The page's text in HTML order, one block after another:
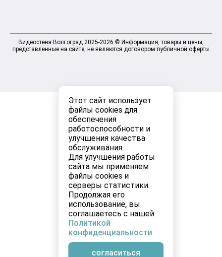
Этот сайт использует
файлы cookies для
обеспечения
работоспособности и
улучшения качества
обслуживания.
Для улучшения работы
сайта мы применяем
файлы cookies и
серверы статистики.
Продолжая его
использование, вы
соглашаетесь с нашей
Политикой
конфиденциальности
согласиться
Видеостена Волгоград 2025-2026 © Информация, товары и цены,
представленные на сайте, не являются договором публичной оферты